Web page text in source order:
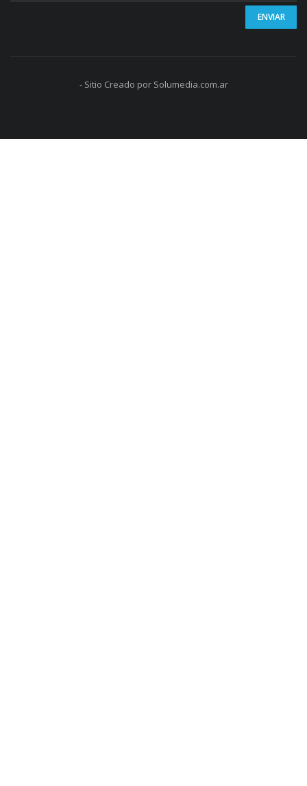
- Sitio Creado por Solumedia.com.ar